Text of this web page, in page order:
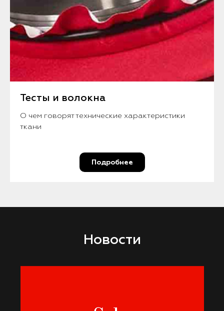
Тесты и волокна
О чем говорят технические характеристики
ткани
Подробнее
Новости